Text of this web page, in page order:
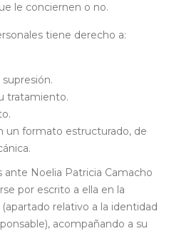
le conciernen o no.
tiene derecho a:
tratamiento.
un formato estructurado, de
ante Noelia Patricia Camacho
por escrito a ella en la
relativo a la identidad
acompañando a su